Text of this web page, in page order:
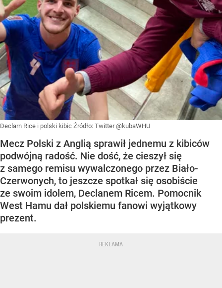
Declarn Rice i polski kibic Źródło: Twitter @kubaWHU
Mecz Polski z Anglią sprawił jednemu z kibiców
podwójną radość. Nie dość, że cieszył się
z samego remisu wywalczonego przez Biało-
Czerwonych, to jeszcze spotkał się osobiście
ze swoim idolem, Declanem Ricem. Pomocnik
West Hamu dał polskiemu fanowi wyjątkowy
prezent.